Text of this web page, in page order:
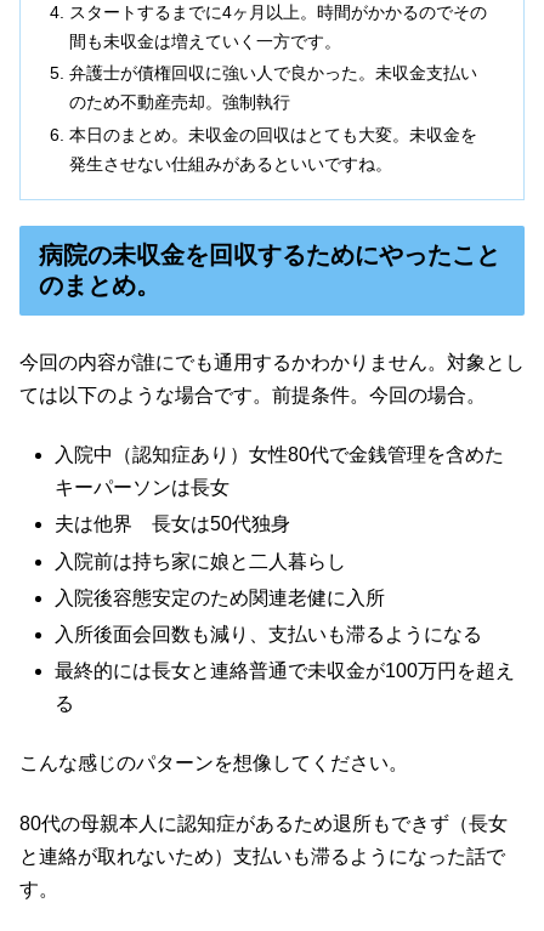
スタートするまでに4ヶ月以上。時間がかかるのでその
間も未収金は増えていく一方です。
弁護士が債権回収に強い人で良かった。未収金支払い
のため不動産売却。強制執行
本日のまとめ。未収金の回収はとても大変。未収金を
発生させない仕組みがあるといいですね。
病院の未収金を回収するためにやったこと
のまとめ。
今回の内容が誰にでも通用するかわかりません。対象とし
ては以下のような場合です。前提条件。今回の場合。
入院中（認知症あり）女性80代で金銭管理を含めた
キーパーソンは長女
夫は他界 長女は50代独身
入院前は持ち家に娘と二人暮らし
入院後容態安定のため関連老健に入所
入所後面会回数も減り、支払いも滞るようになる
最終的には長女と連絡普通で未収金が100万円を超え
る
こんな感じのパターンを想像してください。
80代の母親本人に認知症があるため退所もできず（長女
と連絡が取れないため）支払いも滞るようになった話で
す。